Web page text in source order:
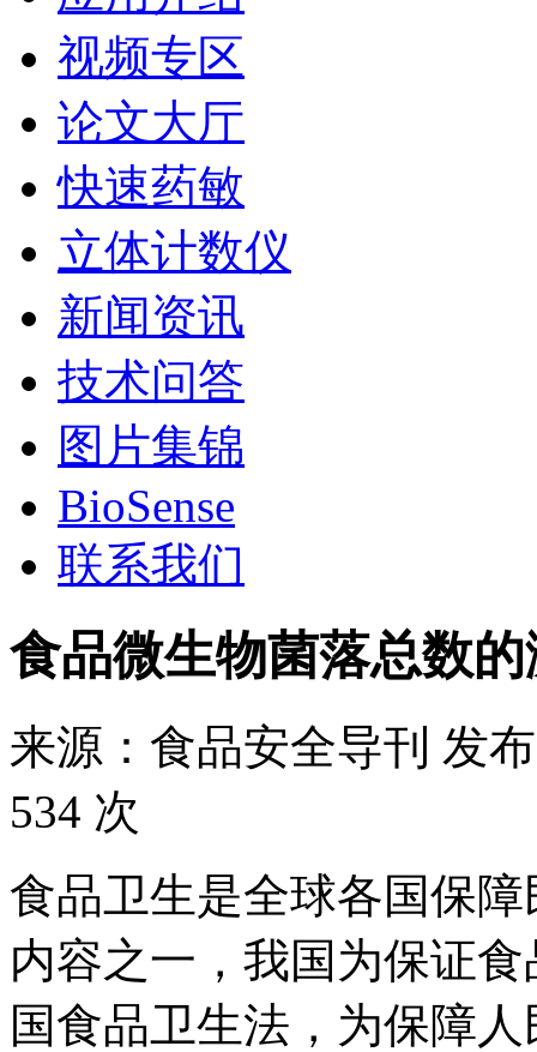
视频专区
论文大厅
快速药敏
立体计数仪
新闻资讯
技术问答
图片集锦
BioSense
联系我们
食品微生物菌落总数
来源： 食品安全导刊 发
534 次
食品卫生是全球各国保
内容之一，我国为保证
国食品卫生法，为保障